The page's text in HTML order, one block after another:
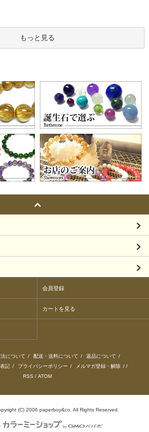
もっと見る
会員登録
カートを見る
について / 配送・送料について / 返品について /
記 / プライバシーポリシー / メルマガ登録・解除 / /
RSS / ATOM
(C) 2006 paperboy&co. All Rights Reserved.